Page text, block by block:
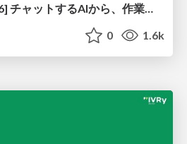
[しろおび夏祭り2026] チャットするAIから、作業するAIへ - 使われ方の変化と、その裏側で起きていること
0 1.6k